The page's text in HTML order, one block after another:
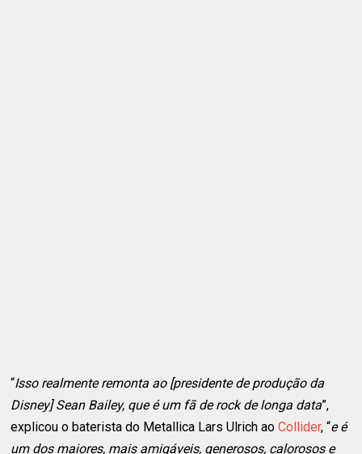
“Isso realmente remonta ao [presidente de produção da
Disney] Sean Bailey, que é um fã de rock de longa data”,
explicou o baterista do Metallica Lars Ulrich aoCollider, “e é
um dos maiores, mais amigáveis, generosos, calorosos e